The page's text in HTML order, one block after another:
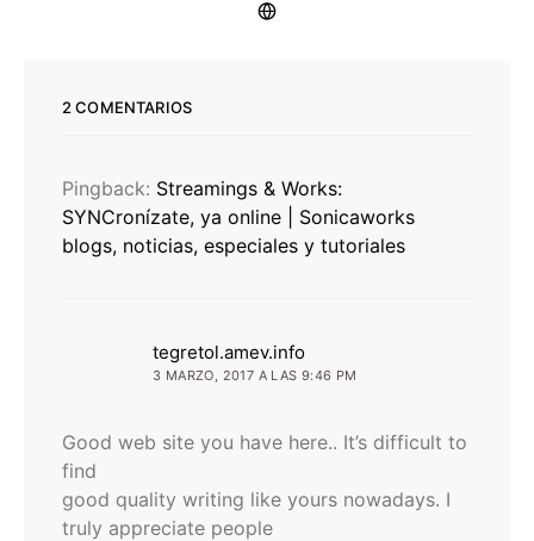
2 COMENTARIOS
Pingback: Streamings & Works:
SYNCronízate, ya online | Sonicaworks
blogs, noticias, especiales y tutoriales
tegretol.amev.info
3 MARZO, 2017 A LAS 9:46 PM
Good web site you have here.. It’s difficult to
find
good quality writing like yours nowadays. I
truly appreciate people